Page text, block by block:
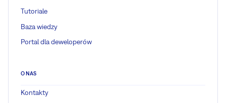
Tutoriale
Baza wiedzy
Portal dla deweloperów
O NAS
Kontakty